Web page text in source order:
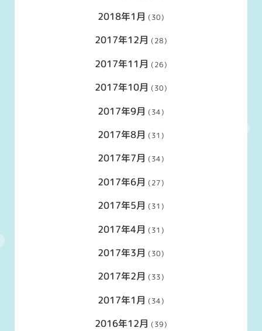
2018年1月 (30)
2017年12月 (28)
2017年11月 (26)
2017年10月 (30)
2017年9月 (34)
2017年8月 (31)
2017年7月 (34)
2017年6月 (27)
2017年5月 (31)
2017年4月 (31)
2017年3月 (30)
2017年2月 (33)
2017年1月 (34)
2016年12月 (39)